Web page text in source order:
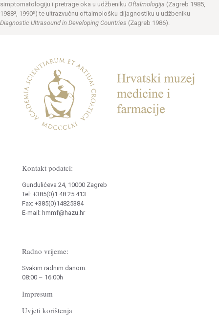
simptomatologiju i pretrage oka u udžbeniku Oftalmologija (Zagreb 1985,
1988², 1990³) te ultrazvučnu oftalmološku dijagnostiku u udžbeniku
Diagnostic Ultrasound in Developing Countries (Zagreb 1986).
Kontakt podatci:
Gundulićeva 24, 10000 Zagreb
Tel: +385(0)1 48 25 413
Fax: +385(0)14825384
E-mail: hmmf@hazu.hr
Radno vrijeme:
Svakim radnim danom:
08:00 – 16:00h
Impresum
Uvjeti korištenja